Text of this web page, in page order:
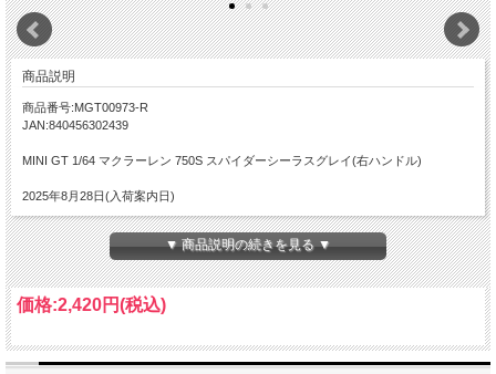
商品説明
商品番号:MGT00973-R
JAN:840456302439
MINI GT 1/64 マクラーレン 750S スパイダーシーラスグレイ(右ハンドル)
2025年8月28日(入荷案内日)
▼ 商品説明の続きを見る ▼
価格:2,420円(税込)